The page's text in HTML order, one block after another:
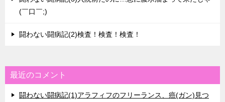
(￣口￣;)
闘わない闘病記(2)検査！検査！検査！
最近のコメント
闘わない闘病記(1)アラフィフのフリーランス、癌(ガン)見つ